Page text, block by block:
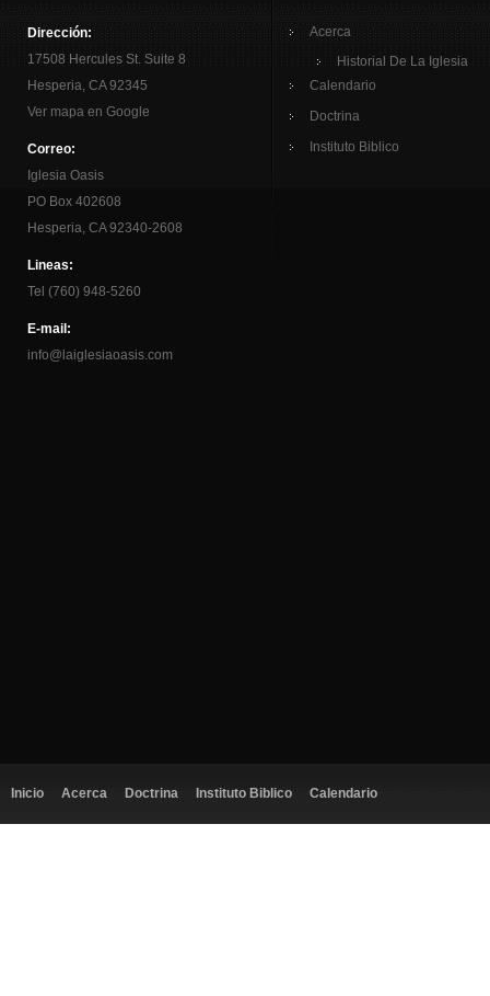
Dirección:
17508 Hercules St. Suite 8
Hesperia, CA 92345
Ver mapa en Google
Correo:
Iglesia Oasis
PO Box 402608
Hesperia, CA 92340-2608
Lineas:
Tel (760) 948-5260
E-mail:
info@laiglesiaoasis.com
Acerca
Historial De La Iglesia
Calendario
Doctrina
Instituto Biblico
Inicio Acerca Doctrina Instituto Biblico Calendario